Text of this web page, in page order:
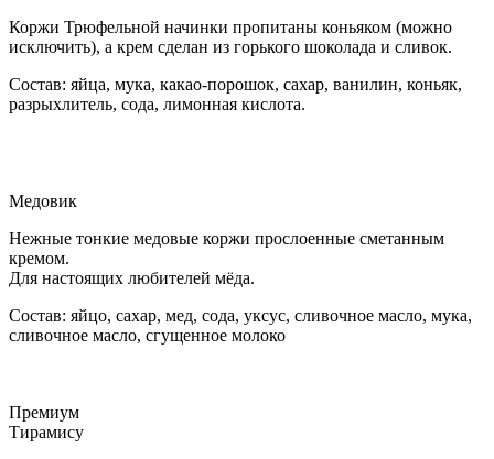
Коржи Трюфельной начинки пропитаны коньяком (можно
исключить), а крем сделан из горького шоколада и сливок.
Состав: яйца, мука, какао-порошок, сахар, ванилин, коньяк,
разрыхлитель, сода, лимонная кислота.
Медовик
Нежные тонкие медовые коржи прослоенные сметанным
кремом.
Для настоящих любителей мёда.
Состав: яйцо, сахар, мед, сода, уксус, сливочное масло, мука,
сливочное масло, сгущенное молоко
Премиум
Тирамису